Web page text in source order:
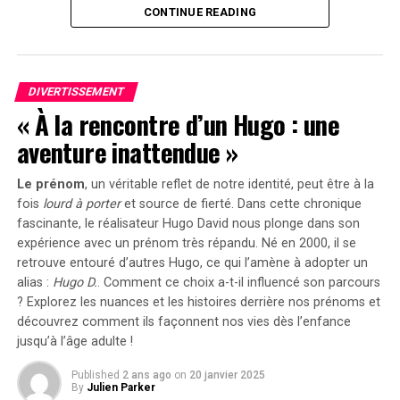
le Solarbank 2 AC représente une avancée significative
engagement envers la durabilité environnementale.
que le marché des voitures électriques continue
En2023, les particuliers représentent désormais 84%
des acquisitions de véhicules électriques, contre
seulement 68% en 2018.
Concrètement,cette mesure permet aux sociétés
d’installer gratuitement des bornes de recharge pour
leurs employés sans impact fiscal. Les frais liés à
l’électricité pour ces recharges ne seront pas pris en
compte dans le calcul des avantages en nature. De plus,
un abattement de 50% sur ces avantages est maintenu
avec un plafond révisé à environ 2000 euros pour
l’année prochaine.
Accélération Vers une Mobilité Électrique
CONTINUE READING
DIVERTISSEMENT
« À la rencontre d’un Hugo : une
aventure inattendue »
Le prénom, un véritable reflet de notre identité, peut être à la
fois lourd à porteret source de fierté. Dans cette chronique
fascinante, le réalisateur Hugo David nous plonge dans son
expérience avec un prénom très répandu. Né en 2000, il se
retrouve entouré d’autres Hugo, ce qui l’amène à adopter un
alias : Hugo D.. Comment ce choix a-t-il influencé son parcours
? Explorez les nuances et les histoires derrière nos prénoms et
découvrez comment ils façonnent nos vies dès l’enfance
jusqu’à l’âge adulte !
Published 2 ans ago on 20 janvier 2025
By Julien Parker